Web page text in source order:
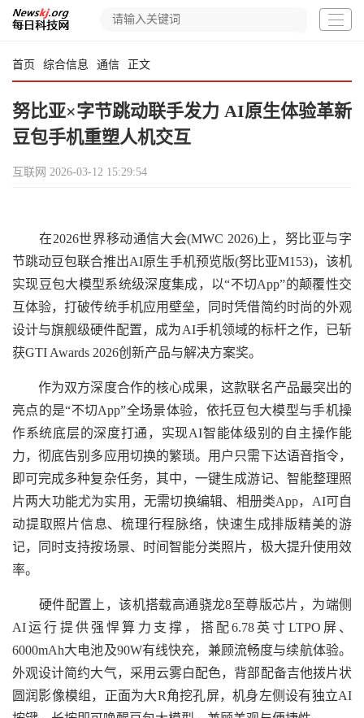
首页 综合信息 通信 正文
努比亚×字节跳动联手发力 AI原生体验革新
豆包手机重塑人机交互
互联网 2026-03-12 15:29:54
在2026世界移动通信大会(MWC 2026)上，努比亚与字
节跳动豆包联合推出AI原生手机预览版(努比亚M153)，该机
实现豆包大模型系统级深度集成，以“不切App”的颠覆性交
互体验，打破传统手机应用壁垒，同时凭借简约时尚的外观
设计与旗舰级硬件配置，成为AI手机领域的标杆之作，已斩
获GTI Awards 2026创新产品与解决方案奖。
作为双方深度合作的核心成果，这款联名产品最突出的
亮点的是“不切App”全场景体验，依托豆包大模型与手机操
作系统底层的深度打通，实现AI智能体级别的自主操作能
力，彻底告别多应用切换的繁琐。用户只需下达语音指令，
即可完成多种复杂任务，其中，一键生成游记、智能整理照
片两大功能尤为实用，无需切换编辑、相册类App，AI可自
动提取照片信息、梳理行程脉络，快速生成排版精美的游
记，同时支持按场景、时间智能分类照片，极大提升使用效
率。
硬件配置上，该机搭载高通骁龙8至尊版芯片，为端侧
AI运行提供强悍算力支撑，搭配6.78英寸LTPO屏、
6000mAh大电池及90W有线快充，兼顾流畅度与续航体验。
外观设计简约大气，采用云雾白配色，背部配备吉他拨片状
圆润影像模组，正面为大R角挖孔屏，机身左侧设有独立AI